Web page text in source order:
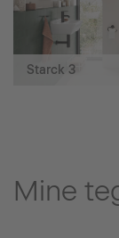
Starck 3
Mine